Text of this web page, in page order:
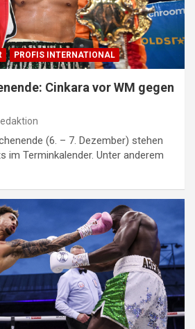
PROFIS INTERNATIONAL
Cinkara vor WM gegen
(6. – 7. Dezember) stehen
im Terminkalender. Unter anderem